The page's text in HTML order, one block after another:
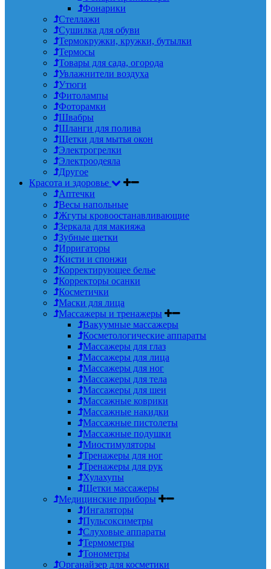
Фонарики
Стеллажи
Сушилка для обуви
Термокружки, кружки, бутылки
Термосы
Товары для сада, огорода
Увлажнители воздуха
Утюги
Фитолампы
Фоторамки
Швабры
Шланги для полива
Щетки для мытья окон
Электрогрелки
Электроодеяла
Другое
Красота и здоровье
Аптечки
Весы напольные
Жгуты кровоостанавливающие
Зеркала для макияжа
Зубные щетки
Ирригаторы
Кисти и спонжи
Корректирующее белье
Корректоры осанки
Косметички
Маски для лица
Массажеры и тренажеры
Вакуумные массажеры
Косметологические аппараты
Массажеры для глаз
Массажеры для лица
Массажеры для ног
Массажеры для тела
Массажеры для шеи
Массажные коврики
Массажные накидки
Массажные пистолеты
Массажные подушки
Миостимуляторы
Тренажеры для ног
Тренажеры для рук
Хулахупы
Щетки массажеры
Медицинские приборы
Ингаляторы
Пульсоксиметры
Слуховые аппараты
Термометры
Тонометры
Органайзер для косметики